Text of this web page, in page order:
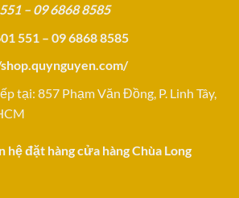
– 09 6868 8585
551 – 09 6868 8585
tại: 857 Phạm Văn Đồng, P. Linh Tây,
hệ đặt hàng cửa hàng Chùa Long